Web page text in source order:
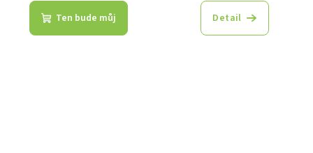
Ten bude můj Detail